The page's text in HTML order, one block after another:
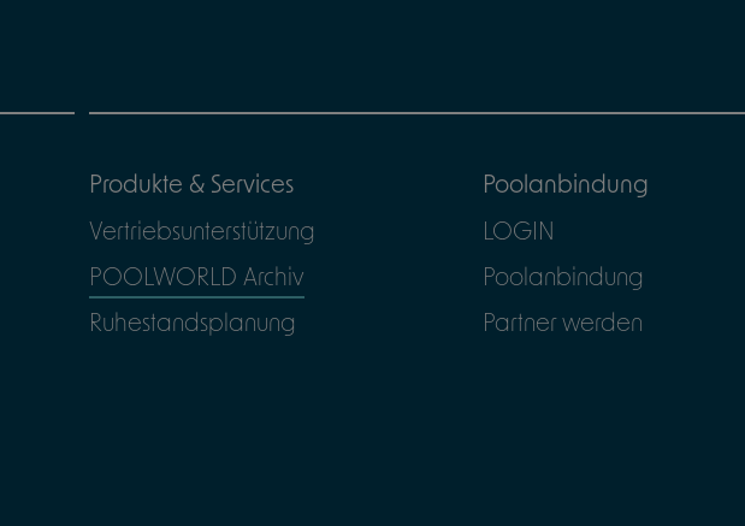
Produkte & Services
Vertriebsunterstützung
POOLWORLD Archiv
Ruhestandsplanung
Poolanbindung
LOGIN
Poolanbindung
Partner werden